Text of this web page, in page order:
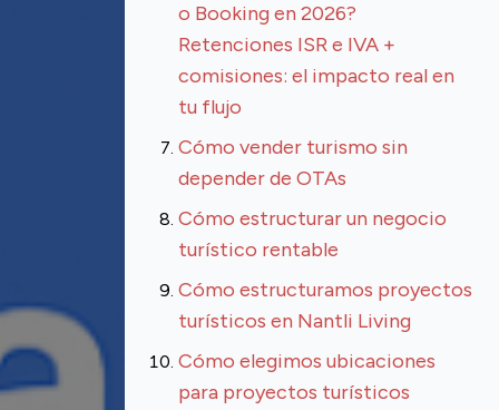
o Booking en 2026?
Retenciones ISR e IVA +
comisiones: el impacto real en
tu flujo
Cómo vender turismo sin
depender de OTAs
Cómo estructurar un negocio
turístico rentable
Cómo estructuramos proyectos
turísticos en Nantli Living
Cómo elegimos ubicaciones
para proyectos turísticos